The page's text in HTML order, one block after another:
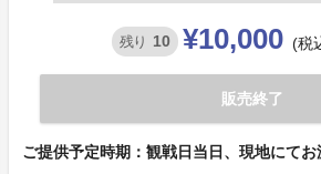
残り 10 ¥10,000 (税
販売終了
ご提供予定時期：観戦日当日、現地にてお